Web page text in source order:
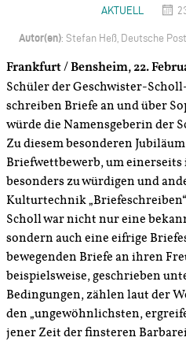
AKTUELL
Autor(en): Stefan Heß, Deutsche Post
Frankfurt / Bensheim, 22.
Schüler der Geschwister-
schreiben Briefe an und über
würde die Namensgeberin der
Zu diesem besonderen
Briefwettbewerb, um
besonders zu würdigen und
Kulturtechnik
Scholl war nicht nur eine
sondern auch eine eifrige
bewegenden Briefe an ihren
beispielsweise, geschrieben
Bedingungen, zählen laut der
den „ungewöhnlichsten,
jener Zeit der finsteren